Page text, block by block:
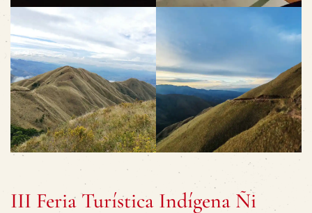
III Feria Turística Indígena Ñi